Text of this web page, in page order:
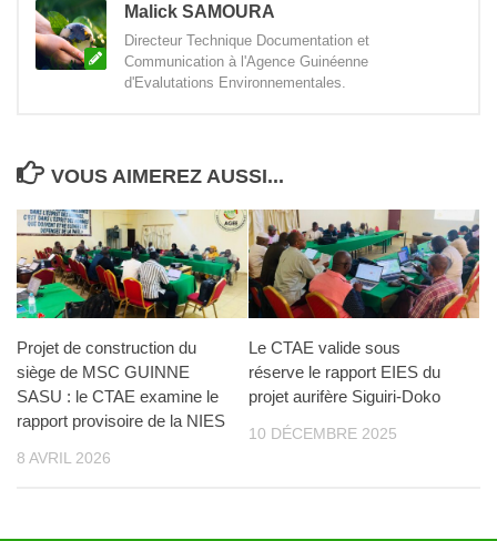
Malick SAMOURA
Directeur Technique Documentation et
Communication à l'Agence Guinéenne
d'Evalutations Environnementales.
VOUS AIMEREZ AUSSI...
Projet de construction du
siège de MSC GUINNE
SASU : le CTAE examine le
rapport provisoire de la NIES
8 AVRIL 2026
Le CTAE valide sous
réserve le rapport EIES du
projet aurifère Siguiri-Doko
10 DÉCEMBRE 2025